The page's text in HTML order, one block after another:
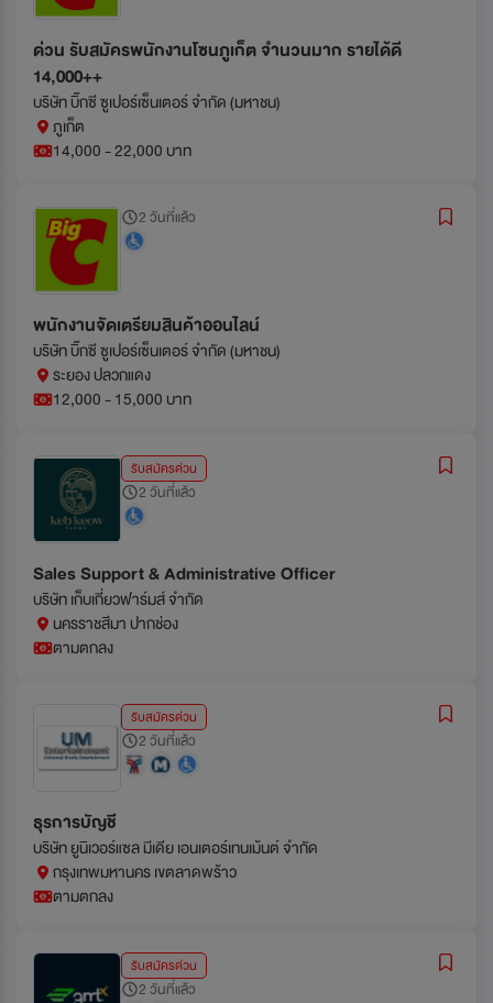
ด่วน รับสมัครพนักงานโซนภูเก็ต จำนวนมาก รายได้ดี
14,000++
บริษัท บิ๊กซี ซูเปอร์เซ็นเตอร์ จำกัด (มหาชน)
ภูเก็ต
14,000 - 22,000 บาท
2 วันที่แล้ว
พนักงานจัดเตรียมสินค้าออนไลน์
บริษัท บิ๊กซี ซูเปอร์เซ็นเตอร์ จำกัด (มหาชน)
ระยอง ปลวกแดง
12,000 - 15,000 บาท
รับสมัครด่วน
2 วันที่แล้ว
Sales Support & Administrative Officer
บริษัท เก็บเกี่ยวฟาร์มส์ จำกัด
นครราชสีมา ปากช่อง
ตามตกลง
รับสมัครด่วน
2 วันที่แล้ว
ธุรการบัญชี
บริษัท ยูนิเวอร์แซล มีเดีย เอนเตอร์เทนเม้นต์ จำกัด
กรุงเทพมหานคร เขตลาดพร้าว
ตามตกลง
รับสมัครด่วน
2 วันที่แล้ว